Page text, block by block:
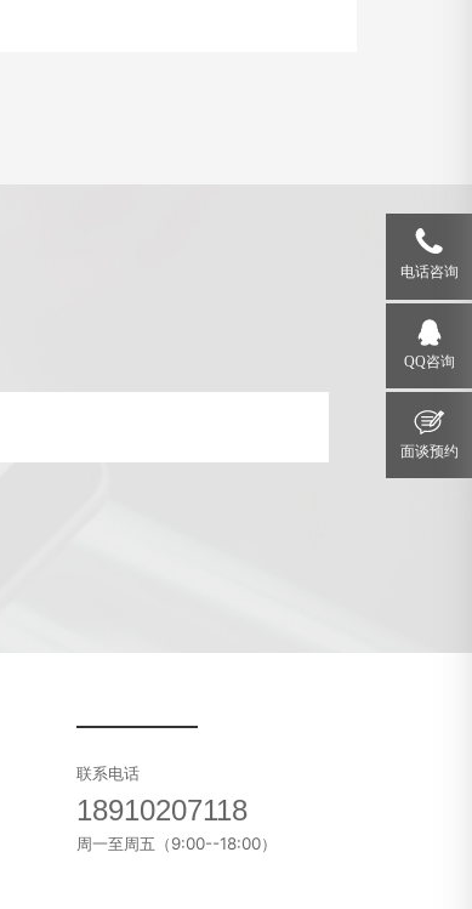
助网站管理员掌握关键要领，确保网站
联系电话
18910207118
周一至周五（9:00--18:00）
电话咨询
QQ咨询
面谈预约